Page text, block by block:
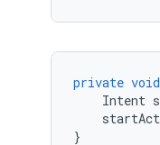
private void
Intent
}